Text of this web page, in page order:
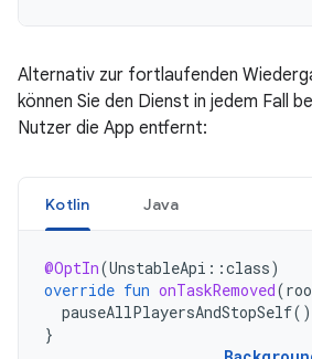
Alternativ zur fortlaufenden
können Sie den Dienst in jedem Fall
Nutzer die App entfernt:
Kotlin Java
@OptIn(UnstableApi ::class)
override fun onTaskRemoved(
pauseAllPlayersAndStopSelf()
}